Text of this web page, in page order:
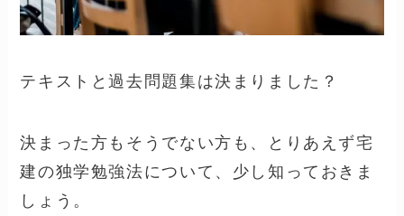
テキストと過去問題集は決まりました？
決まった方もそうでない方も、とりあえず宅
建の独学勉強法について、少し知っておきま
しょう。